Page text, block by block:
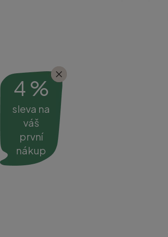
4 %
sleva na
váš
první
nákup